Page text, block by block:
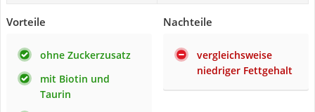
Vorteile
ohne Zuckerzusatz
mit Biotin und
Taurin
Nachteile
vergleichsweise
niedriger Fettgehalt